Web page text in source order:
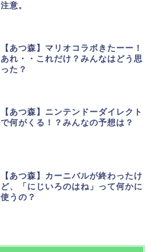
注意。
【あつ森】マリオコラボきたーー！
あれ・・これだけ？みんなはどう思
った？
【あつ森】ニンテンドーダイレクト
で何がくる！？みんなの予想は？
【あつ森】カーニバルが終わったけ
ど、「にじいろのはね」って何かに
使うの？